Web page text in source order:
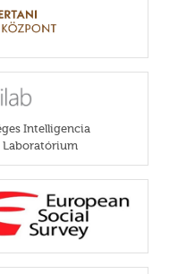
Intelligencia
Laboratórium